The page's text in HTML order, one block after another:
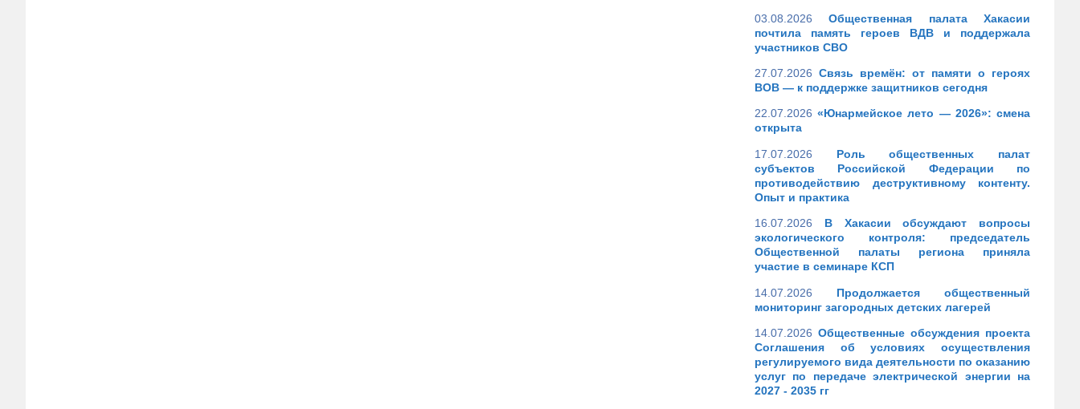
03.08.2026
Общественная палата Хакасии
почтила память героев ВДВ и поддержала
участников СВО
27.07.2026 Связь времён: от памяти о героях
ВОВ — к поддержке защитников сегодня
22.07.2026 «Юнармейское лето — 2026»: смена
открыта
17.07.2026
Роль общественных палат
субъектов Российской Федерации по
противодействию деструктивному контенту.
Опыт и практика
16.07.2026
В Хакасии обсуждают вопросы
экологического контроля: председатель
Общественной палаты региона приняла
участие в семинаре КСП
14.07.2026
Продолжается общественный
мониторинг загородных детских лагерей
14.07.2026 Общественные обсуждения проекта
Соглашения об условиях осуществления
регулируемого вида деятельности по оказанию
услуг по передаче электрической энергии на
2027 - 2035 гг